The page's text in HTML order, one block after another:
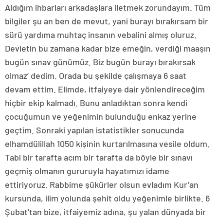
Aldığım ihbarları arkadaşlara iletmek zorundayım. Tüm
bilgiler şu an ben de mevut, yani burayı bırakırsam bir
sürü yardıma muhtaç insanın vebalini almış oluruz.
Devletin bu zamana kadar bize emeğin, verdiği maaşın
bugün sınav günümüz. Biz bugün burayı bırakırsak
olmaz’ dedim. Orada bu şekilde çalışmaya 6 saat
devam ettim. Elimde, itfaiyeye dair yönlendireceğim
hiçbir ekip kalmadı. Bunu anladıktan sonra kendi
çocuğumun ve yeğenimin bulunduğu enkaz yerine
geçtim. Sonraki yapılan istatistikler sonucunda
elhamdülillah 1050 kişinin kurtarılmasına vesile oldum.
Tabi bir tarafta acım bir tarafta da böyle bir sınavı
geçmiş olmanın gururuyla hayatımızı idame
ettiriyoruz. Rabbime şükürler olsun evladım Kur’an
kursunda, ilim yolunda şehit oldu yeğenimle birlikte. 6
Şubat’tan bize, itfaiyemiz adına, şu yalan dünyada bir